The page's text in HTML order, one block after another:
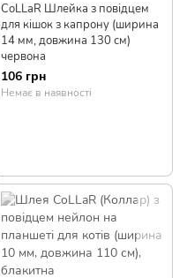
CoLLaR Шлейка з повідцем
для кішок з капрону (ширина
14 мм, довжина 130 см)
червона
106 грн
Немає в наявності